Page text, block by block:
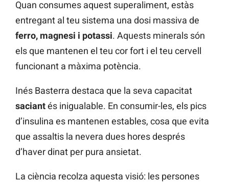
Quan consumes aquest superaliment, estàs
entregant al teu sistema una dosi massiva de
ferro, magnesi i potassi. Aquests minerals són
els que mantenen el teu cor fort i el teu cervell
funcionant a màxima potència.
Inés Basterra destaca que la seva capacitat
saciantés inigualable. En consumir-les, els pics
d’insulina es mantenen estables, cosa que evita
que assaltis la nevera dues hores després
d’haver dinat per pura ansietat.
La ciència recolza aquesta visió: les persones